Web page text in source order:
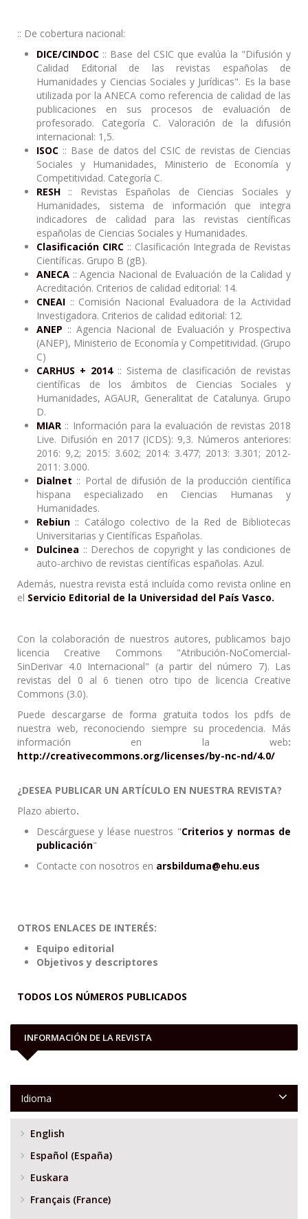
:: De cobertura nacional:
DICE/CINDOC :: Base del CSIC que evalúa la "Difusión y
Calidad Editorial de las revistas españolas de
Humanidades y Ciencias Sociales y Jurídicas". Es la base
utilizada por la ANECA como referencia de calidad de las
publicaciones en sus procesos de evaluación de
profesorado. Categoría C. Valoración de la difusión
internacional: 1,5.
ISOC :: Base de datos del CSIC de revistas de Ciencias
Sociales y Humanidades, Ministerio de Economía y
Competitividad. Categoría C.
RESH :: Revistas Españolas de Ciencias Sociales y
Humanidades, sistema de información que integra
indicadores de calidad para las revistas científicas
españolas de Ciencias Sociales y Humanidades.
Clasificación CIRC :: Clasificación Integrada de Revistas
Científicas. Grupo B (gB).
ANECA ::Agencia Nacional de Evaluación de la Calidad y
Acreditación. Criterios de calidad editorial: 14.
CNEAI :: Comisión Nacional Evaluadora de la Actividad
Investigadora. Criterios de calidad editorial: 12.
ANEP :: Agencia Nacional de Evaluación y Prospectiva
(ANEP), Ministerio de Economía y Competitividad. (Grupo
C)
CARHUS + 2014:: Sistema de clasificación de revistas
científicas de los ámbitos de Ciencias Sociales y
Humanidades, AGAUR, Generalitat de Catalunya. Grupo
D.
MIAR :: Información para la evaluación de revistas 2018
Live. Difusión en 2017 (ICDS): 9,3. Números anteriores:
2016: 9,2; 2015: 3.602; 2014: 3.477; 2013: 3.301; 2012-
2011: 3.000.
Dialnet :: Portal de difusión de la producción científica
hispana especializado en Ciencias Humanas y
Humanidades.
Rebiun :: Catálogo colectivo de la Red de Bibliotecas
Universitarias y Científicas Españolas.
Dulcinea :: Derechos de copyright y las condiciones de
auto-archivo de revistas científicas españolas. Azul.
Además, nuestra revista está incluída como revista online en
el Servicio Editorial de la Universidad del País Vasco.
Con la colaboración de nuestros autores, publicamos bajo
licencia Creative Commons "Atribución-NoComercial-
SinDerivar 4.0 Internacional" (a partir del número 7). Las
revistas del 0 al 6 tienen otro tipo de licencia Creative
Commons (3.0).
Puede descargarse de forma gratuita todos los pdfs de
nuestra web, reconociendo siempre su procedencia. Más
información en la web:
http://creativecommons.org/licenses/by-nc-nd/4.0/
¿DESEA PUBLICAR UN ARTÍCULO EN NUESTRA REVISTA?
Plazo abierto.
Descárguese y léase nuestros "Criterios y normas de
publicación"
Contacte con nosotros en arsbilduma@ehu.eus
OTROS ENLACES DE INTERÉS:
Equipo editorial
Objetivos y descriptores
TODOS LOS NÚMEROS PUBLICADOS
INFORMACIÓN DE LA REVISTA
Idioma
English
Español (España)
Euskara
Français (France)